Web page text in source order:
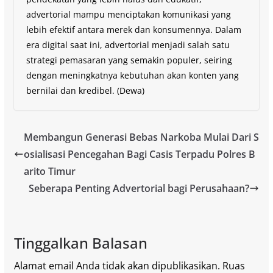
advertorial mampu menciptakan komunikasi yang
lebih efektif antara merek dan konsumennya. Dalam
era digital saat ini, advertorial menjadi salah satu
strategi pemasaran yang semakin populer, seiring
dengan meningkatnya kebutuhan akan konten yang
bernilai dan kredibel. (Dewa)
Membangun Generasi Bebas Narkoba Mulai Dari S
osialisasi Pencegahan Bagi Casis Terpadu Polres B
arito Timur
Seberapa Penting Advertorial bagi Perusahaan?
Tinggalkan Balasan
Alamat email Anda tidak akan dipublikasikan. Ruas